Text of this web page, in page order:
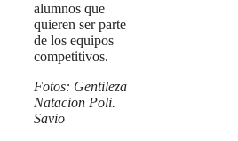
alumnos que
quieren ser parte
de los equipos
competitivos.
Fotos: Gentileza
Natacion Poli.
Savio